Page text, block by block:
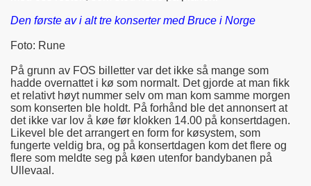
Den første av i alt tre konserter med Bruce i Norge
Foto: Rune
På grunn av FOS billetter var det ikke så mange som
hadde overnattet i kø som normalt. Det gjorde at man fikk
et relativt høyt nummer selv om man kom samme morgen
som konserten ble holdt. På forhånd ble det annonsert at
det ikke var lov å køe før klokken 14.00 på konsertdagen.
Likevel ble det arrangert en form for køsystem, som
fungerte veldig bra, og på konsertdagen kom det flere og
flere som meldte seg på køen utenfor bandybanen på
Ullevaal.